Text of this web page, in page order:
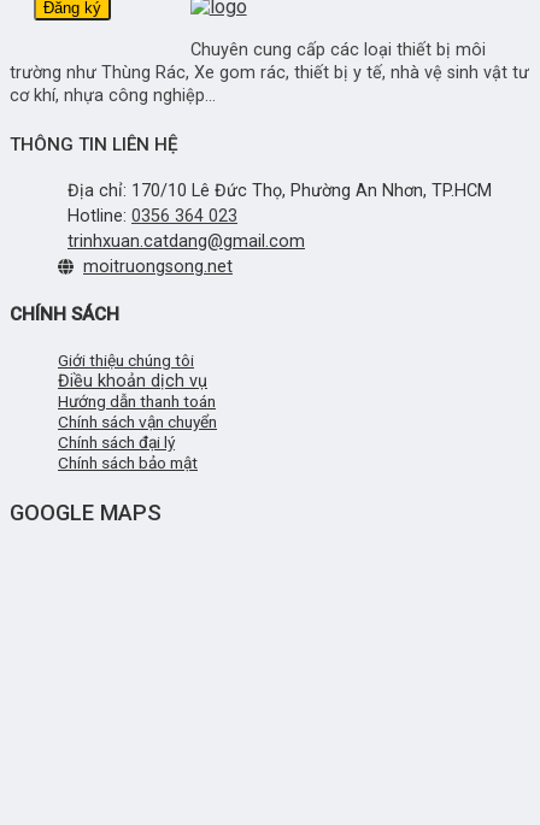
Chuyên cung cấp các loại thiết bị môi
trường như Thùng Rác, Xe gom rác, thiết bị y tế, nhà vệ sinh vật tư
cơ khí, nhựa công nghiệp...
THÔNG TIN LIÊN HỆ
Địa chỉ: 170/10 Lê Đức Thọ, Phường An Nhơn, TP.HCM
Hotline: 0356 364 023
trinhxuan.catdang@gmail.com
moitruongsong.net
CHÍNH SÁCH
Giới thiệu chúng tôi
Điều khoản dịch vụ
Hướng dẫn thanh toán
Chính sách vận chuyển
Chính sách đại lý
Chính sách bảo mật
GOOGLE MAPS